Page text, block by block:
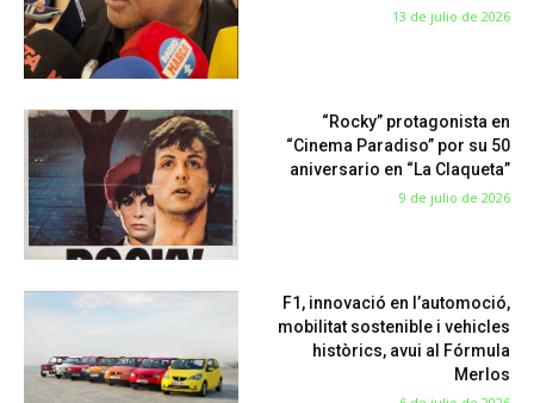
13 de julio de 2026
“Rocky” protagonista en
“Cinema Paradiso” por su 50
aniversario en “La Claqueta”
9 de julio de 2026
F1, innovació en l’automoció,
mobilitat sostenible i vehicles
històrics, avui al Fórmula
Merlos